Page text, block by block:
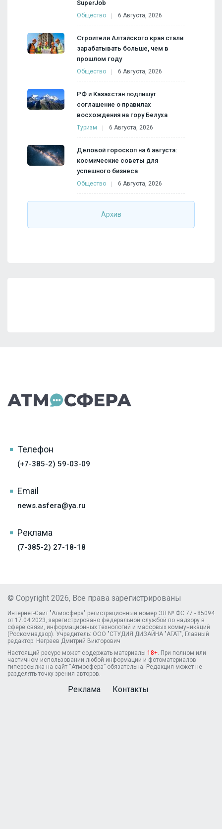
SuperJob
Общество 6 Августа, 2026
Строители Алтайского края стали
зарабатывать больше, чем в
прошлом году
Общество 6 Августа, 2026
РФ и Казахстан подпишут
соглашение о правилах
восхождения на гору Белуха
Туризм 6 Августа, 2026
Деловой гороскоп на 6 августа:
космические советы для
успешного бизнеса
Общество 6 Августа, 2026
Архив
Телефон
(+7-385-2) 59-03-09
Email
news.asfera@ya.ru
Реклама
(7-385-2) 27-18-18
© Copyright 2026, Все права зарегистрированы
Интернет-Сайт "Атмосфера" регистрационный номер ЭЛ № ФС 77 - 85094
от 17.04.2023, зарегистрировано федеральной службой по надзору в
сфере связи, информационных технологий и массовых коммуникаций
(Роскомнадзор). Учредитель: ООО "СТУДИЯ ДИЗАЙНА "АГАТ", Главный
редактор: Негреев Дмитрий Викторович
Настоящий ресурс может содержать материалы 18+. При полном или
частичном использовании любой информации и фотоматериалов
гиперссылка на сайт “Атмосфера” обязательна. Редакция может не
разделять точку зрения авторов.
Реклама Контакты